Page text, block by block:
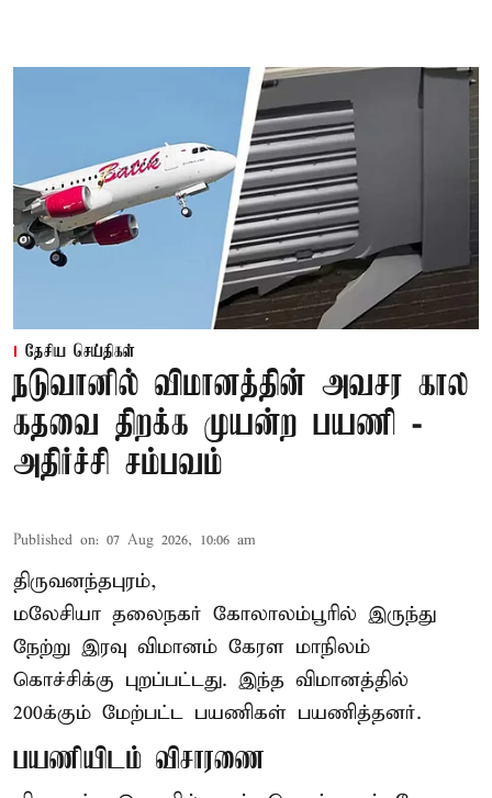
தேசிய செய்திகள்
நடுவானில் விமானத்தின் அவசர கால
கதவை திறக்க முயன்ற பயணி -
அதிர்ச்சி சம்பவம்
Published on: 07 Aug 2026, 10:06 am
திருவனந்தபுரம்,
மலேசியா தலைநகர் கோலாலம்பூரில் இருந்து
நேற்று இரவு விமானம் கேரள மாநிலம்
கொச்சிக்கு புறப்பட்டது. இந்த விமானத்தில்
200க்கும் மேற்பட்ட பயணிகள் பயணித்தனர்.
பயணியிடம் விசாரணை